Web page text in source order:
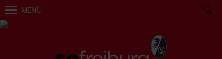
MENÜ